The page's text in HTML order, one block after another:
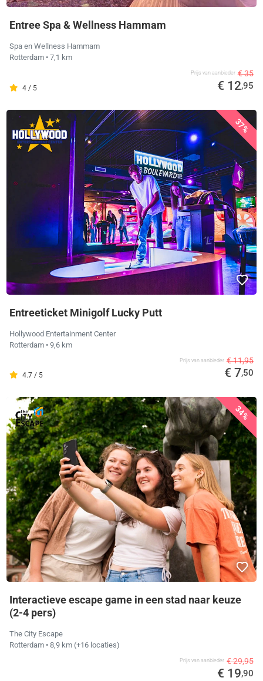
Entree Spa & Wellness Hammam
Spa en Wellness Hammam
Rotterdam • 7,1 km
4 / 5
Prijs van aanbieder € 35
€ 12,95
37%
Entreeticket Minigolf Lucky Putt
Hollywood Entertainment Center
Rotterdam • 9,6 km
4.7 / 5
Prijs van aanbieder € 11,95
€ 7,50
34%
Interactieve escape game in een stad naar keuze
(2-4 pers)
The City Escape
Rotterdam • 8,9 km (+16 locaties)
Prijs van aanbieder € 29,95
€ 19,90